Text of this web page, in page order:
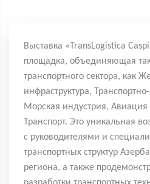
Выставка « TransLogistica
площадка, объединяющая
транспортного сектора, как
инфраструктура,
Морская индустрия,
Транспорт. Это уникальная
с руководителями и
транспортных структур
региона, а также